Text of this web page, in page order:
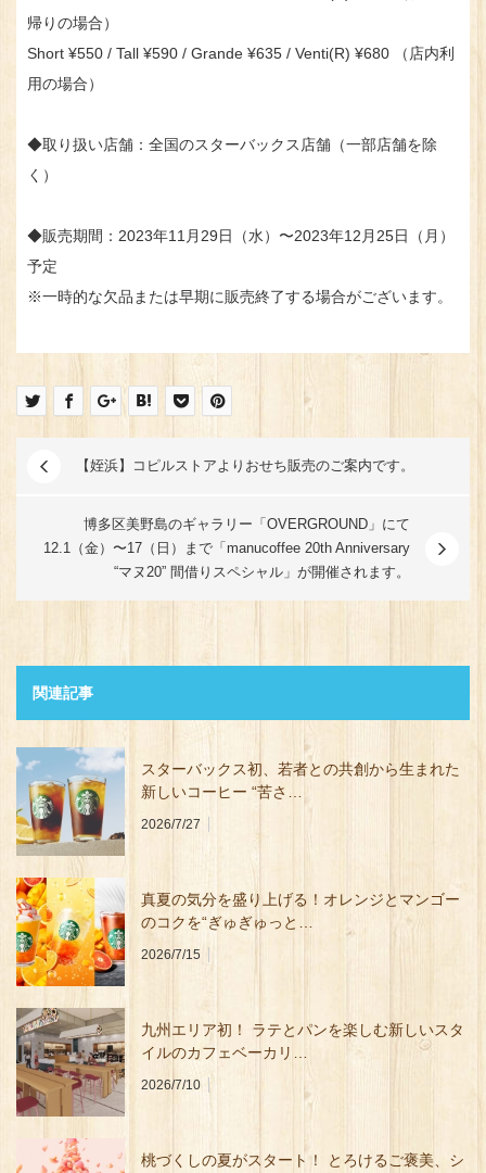
帰りの場合）
Short ¥550 / Tall ¥590 / Grande ¥635 / Venti(R) ¥680 （店内利
用の場合）
◆取り扱い店舗：全国のスターバックス店舗（一部店舗を除
く）
◆販売期間：2023年11月29日（水）〜2023年12月25日（月）
予定
※一時的な欠品または早期に販売終了する場合がございます。
【姪浜】コピルストアよりおせち販売のご案内です。
博多区美野島のギャラリー「OVERGROUND」にて
12.1（金）〜17（日）まで「manucoffee 20th Anniversary
“マヌ20” 間借りスペシャル」が開催されます。
関連記事
スターバックス初、若者との共創から生まれた
新しいコーヒー “苦さ…
2026/7/27
真夏の気分を盛り上げる！オレンジとマンゴー
のコクを“ぎゅぎゅっと…
2026/7/15
九州エリア初！ ラテとパンを楽しむ新しいスタ
イルのカフェベーカリ…
2026/7/10
桃づくしの夏がスタート！ とろけるご褒美、シ